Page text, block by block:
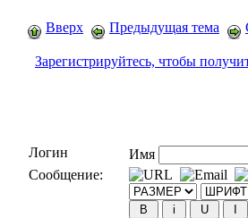
Вверх Предыдущая тема
Зарегистрируйтесь, чтобы
Логин
Имя
Сообщение: